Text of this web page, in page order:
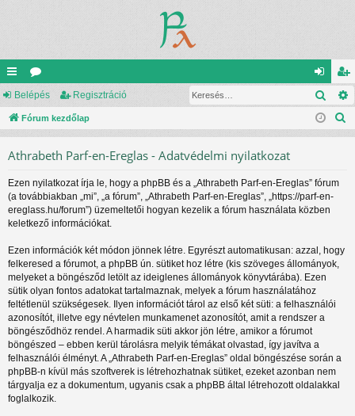
yo
rs
k
ór
u
el
ép
eg
is
Belépés Regisztráció
Fórum kezdőlap
Athrabeth Parf-en-Ereglas - Adatvédelmi nyilatkozat
Ezen nyilatkozat írja le, hogy a phpBB és a „Athrabeth Parf-en-Ereglas” fórum
(a továbbiakban „mi”, „a fórum”, „Athrabeth Parf-en-Ereglas”, „https://parf-en-
ereglass.hu/forum”) üzemeltetői hogyan kezelik a fórum használata közben
keletkező információkat.
Ezen információk két módon jönnek létre. Egyrészt automatikusan: azzal, hogy
felkeresed a fórumot, a phpBB ún. sütiket hoz létre (kis szöveges állományok,
melyeket a böngésződ letölt az ideiglenes állományok könyvtárába). Ezen
sütik olyan fontos adatokat tartalmaznak, melyek a fórum használatához
feltétlenül szükségesek. Ilyen információt tárol az első két süti: a felhasználói
azonosítót, illetve egy névtelen munkamenet azonosítót, amit a rendszer a
böngésződhöz rendel. A harmadik süti akkor jön létre, amikor a fórumot
böngészed – ebben kerül tárolásra melyik témákat olvastad, így javítva a
felhasználói élményt. A „Athrabeth Parf-en-Ereglas” oldal böngészése során a
phpBB-n kívül más szoftverek is létrehozhatnak sütiket, ezeket azonban nem
tárgyalja ez a dokumentum, ugyanis csak a phpBB által létrehozott oldalakkal
foglalkozik.